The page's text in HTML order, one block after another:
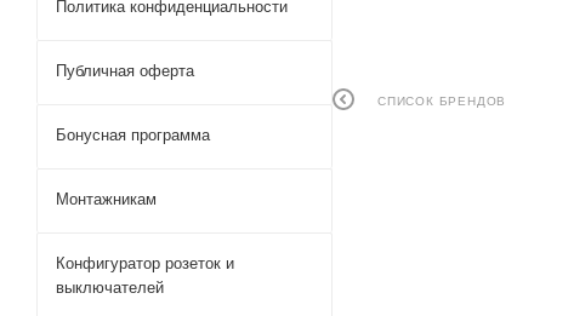
СПИСОК БРЕНДОВ
Политика конфиденциальности
Публичная оферта
Бонусная программа
Монтажникам
Конфигуратор розеток и
выключателей